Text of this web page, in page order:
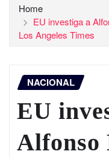
Home
EU investiga a
Los Angeles Times
NACIONAL
EU
Alfonso